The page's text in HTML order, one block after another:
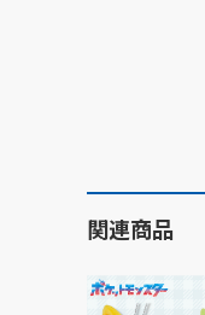
関連商品